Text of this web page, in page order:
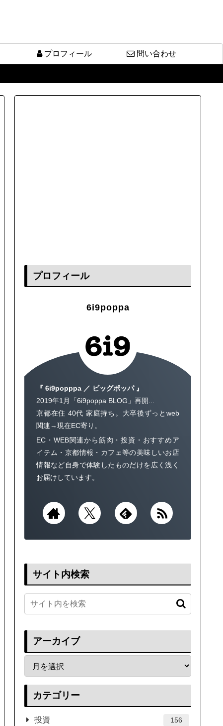
プロフィール 問い合わせ
プロフィール
6i9poppa
『 6i9popppa ／ ビッグポッパ 』
2019年1月「6i9poppa BLOG」再開...
京都在住 40代 家庭持ち。大卒後ずっとweb
関連→現在EC寄り。
EC・WEB関連から筋肉・投資・おすすめア
イテム・京都情報・カフェ等の美味しいお店
情報など自身で体験したものだけを広く浅く
お届けしています。
サイト内検索
アーカイブ
カテゴリー
投資 156